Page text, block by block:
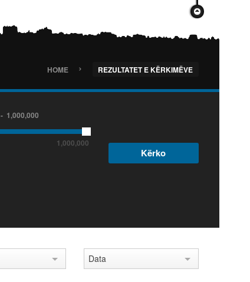
HOME › REZULTATET E KËRKIMËVE
1,000,000
1,000,000
Data